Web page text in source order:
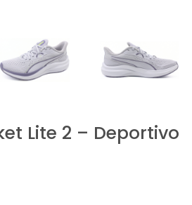
Lite 2 – Deportivo